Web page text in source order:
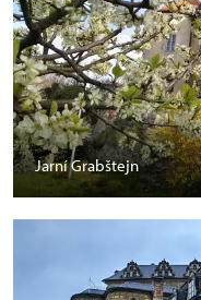
Jarní Grabštejn